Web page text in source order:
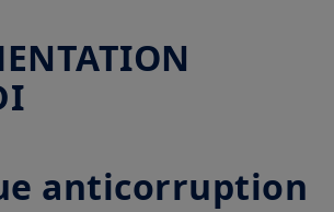
anticorruption